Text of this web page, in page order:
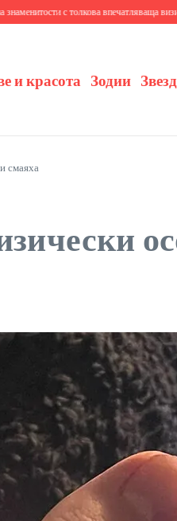
с толкова впечатляваща визия,
и красота Зодии
смаяха